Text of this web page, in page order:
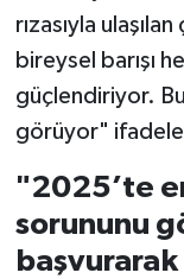
rızasıyla
bireysel barışı
güçlendiriyor.
görüyor"
"2025’te
sorununu